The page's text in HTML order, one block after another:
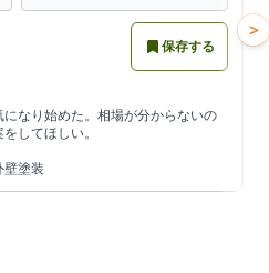
保存する
なり始めた。相場が分からないの
してほしい。
壁塗装
>